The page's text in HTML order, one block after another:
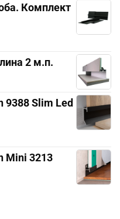
Комплект
2 м.п.
9388 Slim Led
Mini 3213